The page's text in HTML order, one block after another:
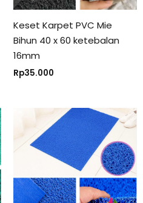
Keset Karpet PVC Mie
Bihun 40 x 60 ketebalan
16mm
Rp35.000